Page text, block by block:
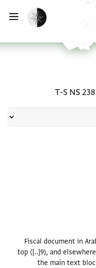
הפעלת מצב כהה
T-S NS
Fiscal document in
top ([..]9), and
the main text